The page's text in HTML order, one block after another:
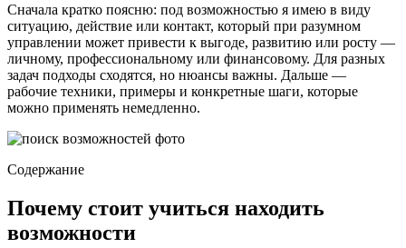
Сначала кратко поясню: под возможностью я имею в виду
ситуацию, действие или контакт, который при разумном
управлении может привести к выгоде, развитию или росту —
личному, профессиональному или финансовому. Для разных
задач подходы сходятся, но нюансы важны. Дальше —
рабочие техники, примеры и конкретные шаги, которые
можно применять немедленно.
Содержание
Почему стоит учиться находить
возможности